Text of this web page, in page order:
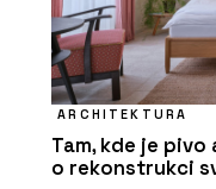
ARCHITEKTURA
Tam, kde je
o rekonstrukci